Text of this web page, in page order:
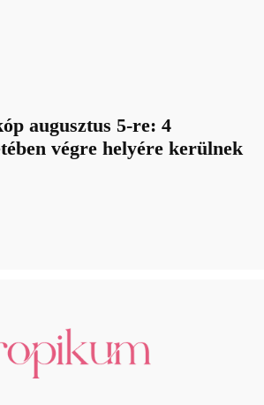
augusztus 5-re: 4
végre helyére kerülnek